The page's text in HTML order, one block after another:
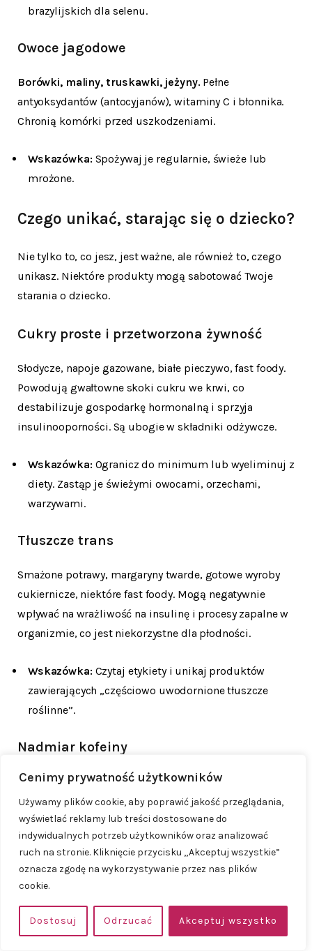
Cenimy prywatność użytkowników
Używamy plików cookie, aby poprawić jakość przeglądania,
wyświetlać reklamy lub treści dostosowane do
indywidualnych potrzeb użytkowników oraz analizować
ruch na stronie. Kliknięcie przycisku „Akceptuj wszystkie”
oznacza zgodę na wykorzystywanie przez nas plików
cookie.
Dostosuj Odrzucać Akceptuj wszystko
brazylijskich dla selenu.
Owoce jagodowe
Borówki, maliny, truskawki, jeżyny. Pełne
antyoksydantów (antocyjanów), witaminy C i błonnika.
Chronią komórki przed uszkodzeniami.
Wskazówka: Spożywaj je regularnie, świeże lub
mrożone.
Czego unikać, starając się o dziecko?
Nie tylko to, co jesz, jest ważne, ale również to, czego
unikasz. Niektóre produkty mogą sabotować Twoje
starania o dziecko.
Cukry proste i przetworzona żywność
Słodycze, napoje gazowane, białe pieczywo, fast foody.
Powodują gwałtowne skoki cukru we krwi, co
destabilizuje gospodarkę hormonalną i sprzyja
insulinooporności. Są ubogie w składniki odżywcze.
Wskazówka: Ogranicz do minimum lub wyeliminuj z
diety. Zastąp je świeżymi owocami, orzechami,
warzywami.
Tłuszcze trans
Smażone potrawy, margaryny twarde, gotowe wyroby
cukiernicze, niektóre fast foody. Mogą negatywnie
wpływać na wrażliwość na insulinę i procesy zapalne w
organizmie, co jest niekorzystne dla płodności.
Wskazówka: Czytaj etykiety i unikaj produktów
zawierających „częściowo uwodornione tłuszcze
roślinne”.
Nadmiar kofeiny
Badania są sprzeczne, ale umiar jest zawsze wskazany.
Duże ilości kofeiny mogą być związane z wydłużonym
czasem do poczęcia i zwiększonym ryzykiem
poronienia.
Wskazówka:
Ogranicz spożycie kawy do 1-2 filiżanek
herbacie, napojach energetycznych i czekoladzie.